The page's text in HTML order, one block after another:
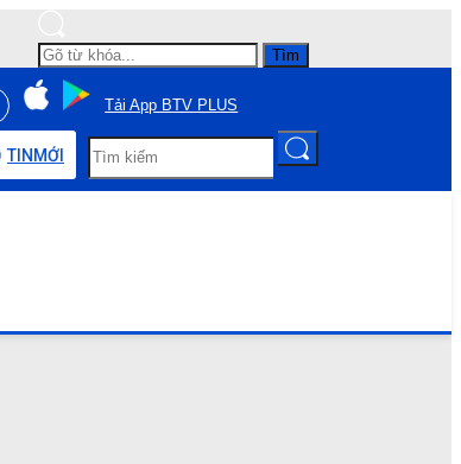
Tìm
Tải App BTV PLUS
TIN MỚI